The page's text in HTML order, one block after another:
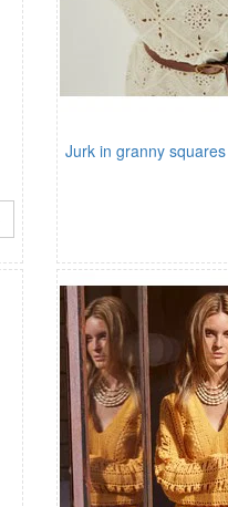
Jurk in granny squares